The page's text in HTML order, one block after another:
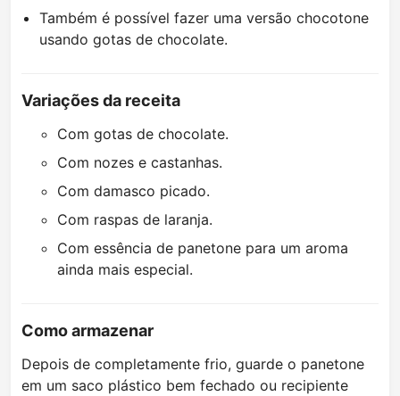
Também é possível fazer uma versão chocotone
usando gotas de chocolate.
Variações da receita
Com gotas de chocolate.
Com nozes e castanhas.
Com damasco picado.
Com raspas de laranja.
Com essência de panetone para um aroma
ainda mais especial.
Como armazenar
Depois de completamente frio, guarde o panetone
em um saco plástico bem fechado ou recipiente